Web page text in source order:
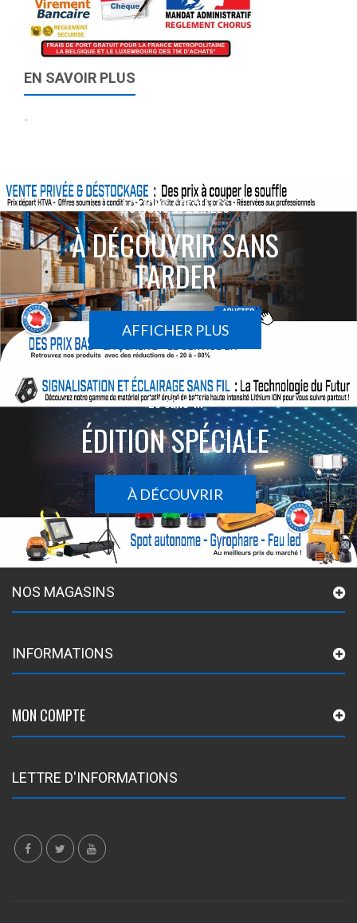
EN SAVOIR PLUS
-
ACTIONS SPÉCIALES
À DÉCOUVRIR SANS
TARDER
AFFICHER PLUS
Le sans-fil
ÉDITION SPÉCIALE
À DÉCOUVRIR
NOS MAGASINS
INFORMATIONS
MON COMPTE
LETTRE D'INFORMATIONS